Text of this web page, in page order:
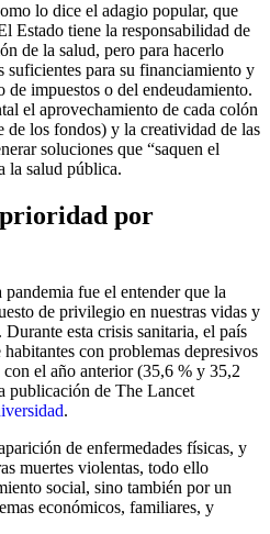
lo dice el adagio popular, que
Estado tiene la responsabilidad de
de la salud, pero para hacerlo
suficientes para su financiamiento y
de impuestos o del endeudamiento.
el aprovechamiento de cada colón
de los fondos) y la creatividad de las
soluciones que “saquen el
la salud pública.
por
fue el entender que la
de privilegio en nuestras vidas y
esta crisis sanitaria, el país
con problemas depresivos
el año anterior (35,6 % y 35,2
publicación de The Lancet
.
de enfermedades físicas, y
muertes violentas, todo ello
social, sino también por un
económicos, familiares, y